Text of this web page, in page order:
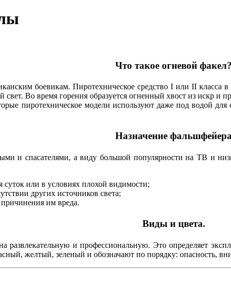
Что такое огневой факел?
боевикам. Пиротехническое средство I или II класса
Во время горения образуется огненный хвост из искр и
пиротехническое модели используют даже под водой
Назначение фальшфейера
и спасателями, а виду большой популярности на ТВ и
суток или в условиях плохой видимости;
других источников света;
им вреда.
Виды и цвета.
и профессиональную. Это определяет
желтый, зеленый и обозначают по порядку: опасность,